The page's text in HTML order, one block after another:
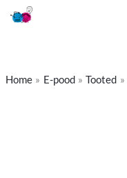
Skip
Home E-pood Tooted